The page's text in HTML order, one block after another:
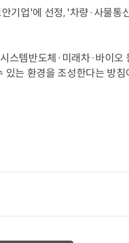
기업'에 선정, '차량·사물통
스템반도체·미래차·바이오
는 환경을 조성한다는 방